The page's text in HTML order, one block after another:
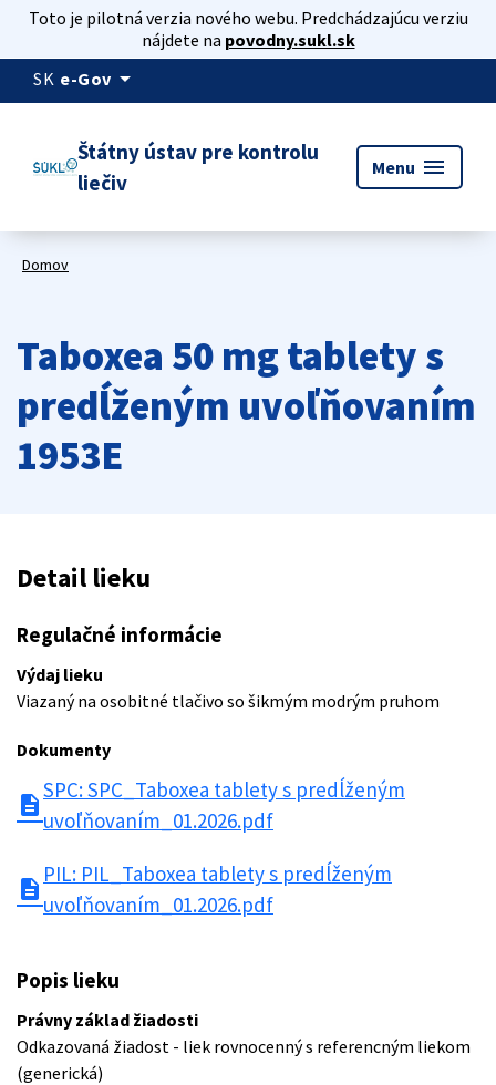
Toto je pilotná verzia nového webu. Predchádzajúcu verziu
nájdete na povodny.sukl.sk
SK e-Gov arrow_drop_down
Štátny ústav pre kontrolu
liečiv
Menu menu
Domov
Taboxea 50 mg tablety s
predĺženým uvoľňovaním
1953E
Detail lieku
Regulačné informácie
Výdaj lieku
Viazaný na osobitné tlačivo so šikmým modrým pruhom
Dokumenty
description
SPC: SPC_Taboxea tablety s predĺženým
uvoľňovaním_01.2026.pdf
description
PIL: PIL_Taboxea tablety s predĺženým
uvoľňovaním_01.2026.pdf
Popis lieku
Právny základ žiadosti
Odkazovaná žiadost - liek rovnocenný s referencným liekom
(generická)